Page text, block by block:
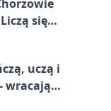
się
uczą i
wracają